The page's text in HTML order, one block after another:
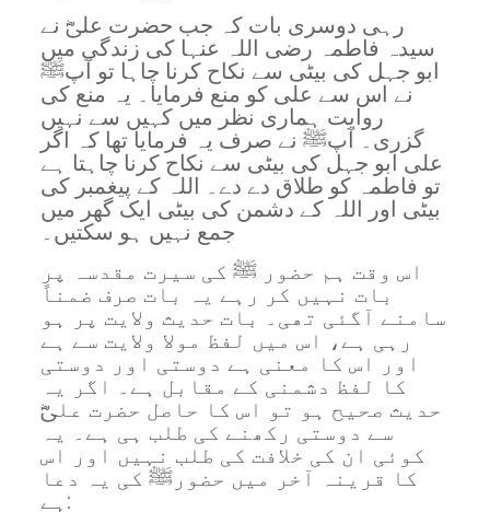
رہی دوسری بات کہ جب حضرت علیؓ نے
سیدہ فاطمہ رضی اللہ عنہا کی زندگی میں
ابو جہل کی بیٹی سے نکاح کرنا چاہا تو آپﷺ
نے اس سے علی کو منع فرمایا۔ یہ منع کی
روایت ہماری نظر میں کہیں سے نہیں
گزری۔ آپﷺ نے صرف یہ فرمایا تھا کہ اگر
علی ابو جہل کی بیٹی سے نکاح کرنا چاہتا ہے
تو فاطمہ کو طلاق دے دے۔ اللہ کے پیغمبر کی
بیٹی اور اللہ کے دشمن کی بیٹی ایک گھر میں
جمع نہیں ہو سکتیں۔
اس وقت ہم حضور ﷺ کی سیرت مقدسہ پر
بات نہیں کر رہے یہ بات صرف ضمناً
سامنے آگئی تھی۔ بات حدیث ولایت پر ہو
رہی ہے، اس میں لفظ مولا ولایت سے ہے
اور اس کا معنی ہے دوستی اور دوستی
کا لفظ دشمنی کے مقابل ہے۔ اگر یہ
حدیث صحیح ہو تو اس کا حاصل حضرت علیؓ
سے دوستی رکھنے کی طلب ہی ہے۔ یہ
کوئی ان کی خلافت کی طلب نہیں اور اس
کا قرینہ آخر میں حضورﷺ کی یہ دعا
ہے: